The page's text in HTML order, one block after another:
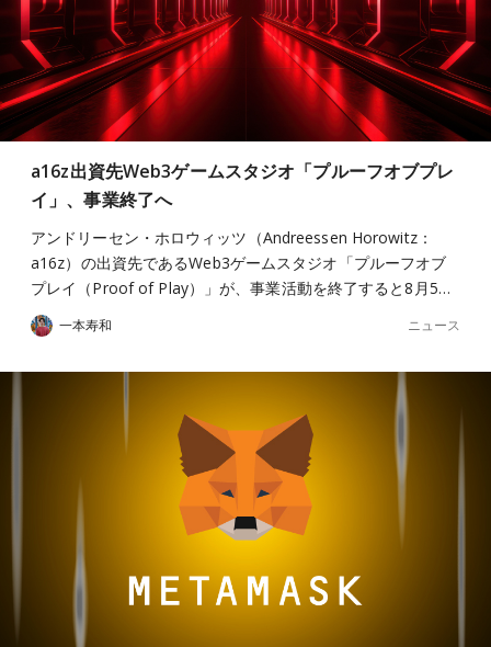
a16z出資先Web3ゲームスタジオ「プルーフオブプレ
イ」、事業終了へ
アンドリーセン・ホロウィッツ（Andreessen Horowitz：
a16z）の出資先であるWeb3ゲームスタジオ「プルーフオブ
プレイ（Proof of Play）」が、事業活動を終了すると8月5…
一本寿和 ニュース